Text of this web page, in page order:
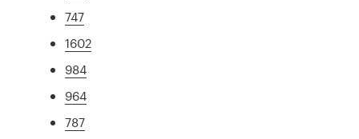
747
1602
984
964
787